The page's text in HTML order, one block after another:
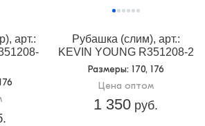
арт.:
Рубашка (слим), арт.:
KEVIN YOUNG R351208-2
Размеры: 170, 176
Цена оптом
1 350 руб.